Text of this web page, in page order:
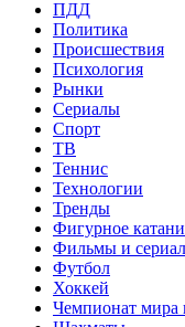
ПДД
Политика
Происшествия
Психология
Рынки
Сериалы
Спорт
ТВ
Теннис
Технологии
Тренды
Фигурное
Фильмы и
Футбол
Хоккей
Чемпионат мира